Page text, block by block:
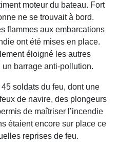
moteur du bateau. Fort
ne se trouvait à bord.
flammes aux embarcations
ont été mises en place.
éloigné les autres
barrage anti-pollution.
soldats du feu, dont une
de navire, des plongeurs
de maîtriser l’incendie
étaient encore sur place ce
reprises de feu.